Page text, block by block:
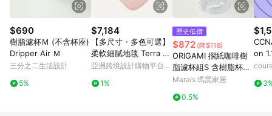
$690
樹脂濾杯Ｍ (不含杯座)
Dripper Air Ｍ
三分之二生活設計
5%
$7,184
【多尺寸・多色可選】
柔軟細膩地毯 Terra 地
毯 異形
亞洲跨境設計購物平台
1%
歷史低價
$872 (降$118)
ORIGAMI 摺紙咖啡樹
脂濾杯組S 含樹脂杯座
- 霧灰色
Marais 瑪黑家居
0.5%
on